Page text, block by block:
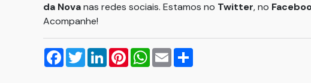
da Novanas redes sociais. Estamos no Twitter, no
Acompanhe!
Facebook
TwitterLinkedInPinterestWhatsApp
Email